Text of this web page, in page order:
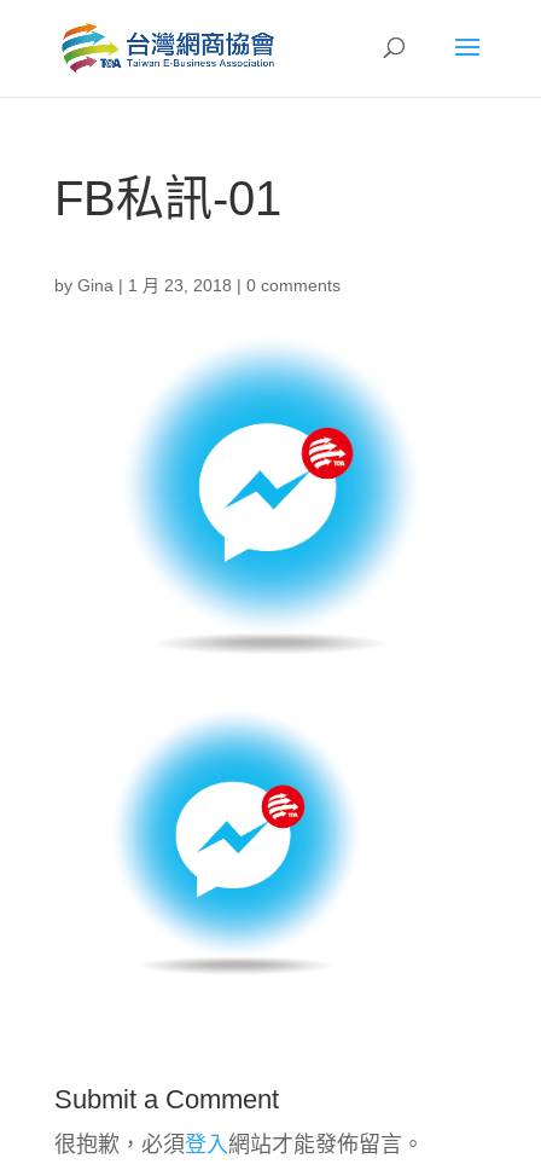
FB私訊-01
by Gina | 1 月 23, 2018 | 0 comments
Submit a Comment
很抱歉，必須登入 網站才能發佈留言。